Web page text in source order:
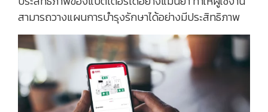
สามารถวางแผนการบำรุงรักษาได้อย่างมีประสิทธิภาพ